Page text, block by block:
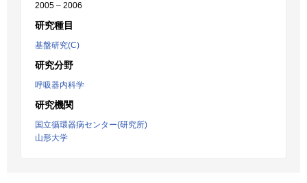
2005 – 2006
研究種目
基盤研究(C)
研究分野
呼吸器内科学
研究機関
国立循環器病センター(研究所)
山形大学